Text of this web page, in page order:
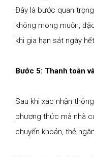
Đây là bước quan
không mong muốn,
khi gia hạn sát ngày
Bước 5: Thanh toán
Sau khi xác nhận
phương thức mà nhà
chuyển khoản, thẻ